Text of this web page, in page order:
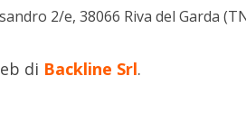
2/e, 38066 Riva del Garda
di Backline Srl.